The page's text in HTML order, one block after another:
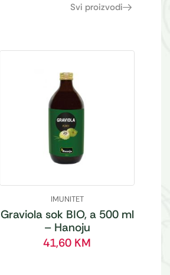
Svi proizvodi
IMUNITET
Graviola sok BIO, a 500 ml
– Hanoju
41,60 KM